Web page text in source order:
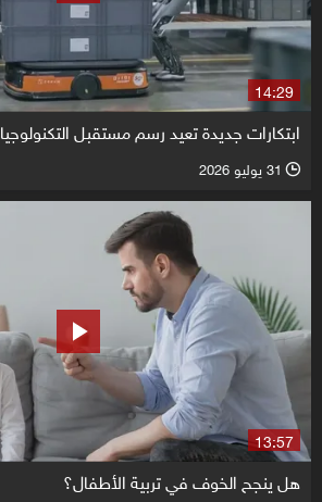
14:29
ابتكارات جديدة تعيد رسم مستقبل التكنولوجيا
l 31 يوليو 2026
13:57
هل ينجح الخوف في تربية الأطفال؟